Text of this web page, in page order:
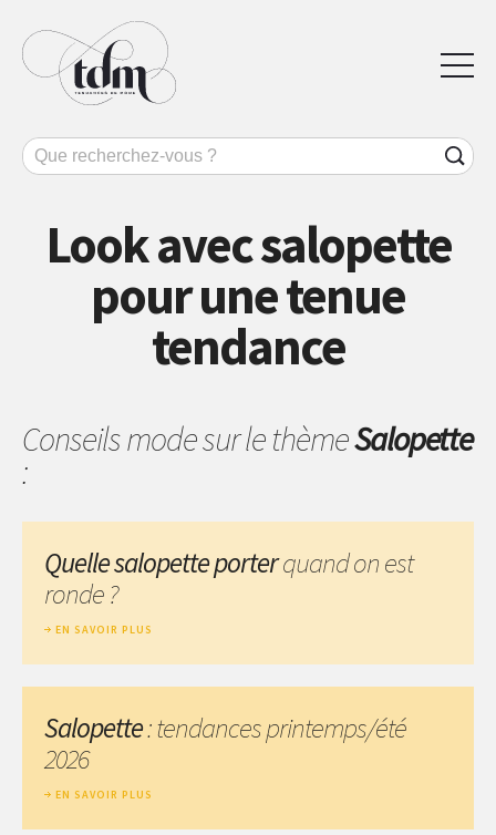
Look avec salopette
pour une tenue
tendance
Conseils mode sur le thèmeSalopette
:
Quelle salopette porterquand on est
ronde ?
EN SAVOIR PLUS
Salopette: tendances printemps/été
2026
EN SAVOIR PLUS